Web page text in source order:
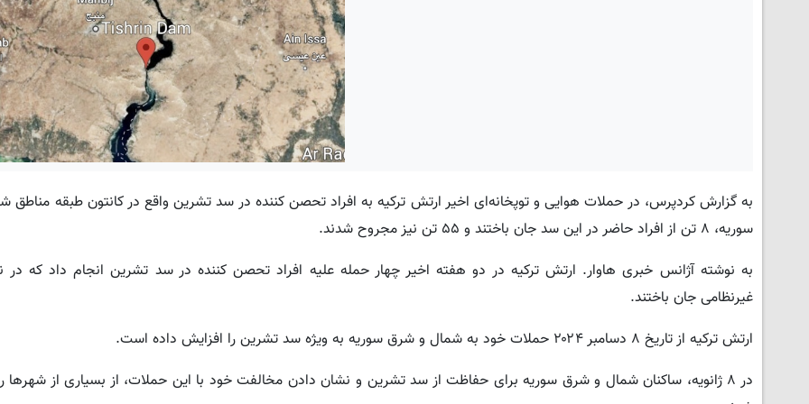
به گزارش کردپرس، در حملات هوایی و توپخانه‌ای اخیر ارتش ترکیه به افراد تحصن کننده در سد تشرین واقع در کانتون طبقه
سوریه، ۸ تن از افراد حاضر در این سد جان باختند و ۵۵ تن نیز مجروح شدند.
غیرنظامی جان باختند.
ارتش ترکیه از تاریخ ۸ دسامبر ۲۰۲۴ حملات خود به شمال و شرق سوریه به ویژه سد تشرین را افزایش داده است.
در ۸ ژانویه، ساکنان شمال و شرق سوریه برای حفاظت از سد تشرین و نشان دادن مخالفت خود با این حملات، از بسیاری از شهرها